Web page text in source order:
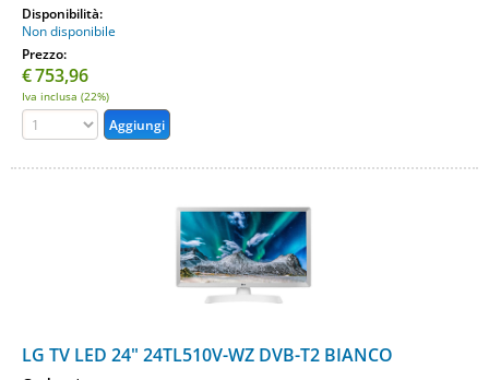
Disponibilità:
Non disponibile
Prezzo:
€753,96
Iva inclusa (22%)
LG TV LED 24" 24TL510V-WZ DVB-T2 BIANCO